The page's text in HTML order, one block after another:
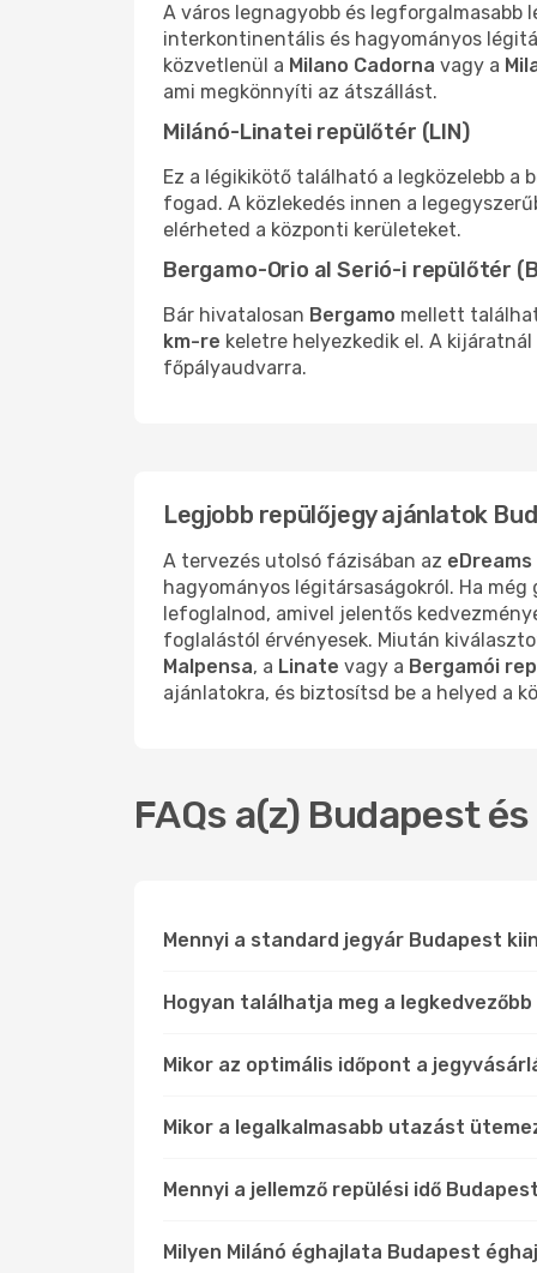
A város legnagyobb és legforgalmasabb
interkontinentális és hagyományos
közvetlenül a Milano Cadorna vagy a
ami megkönnyíti az átszállást.
Milánó-Linatei repülőtér (LIN)
Ez a légikikötő található a legközelebb a
fogad. A közlekedés innen a
elérheted a központi kerületeket.
Bergamo-Orio al Serió-i repülőtér
Bár hivatalosan Bergamo mellett
km-re keletre helyezkedik el. A
főpályaudvarra.
Legjobb repülőjegy ajánlatok
A tervezés utolsó fázisában az eDreams
hagyományos légitársaságokról. Ha
lefoglalnod, amivel jelentős
foglalástól érvényesek. Miután
Malpensa, a Linate vagy a Bergamói
ajánlatokra, és biztosítsd be a helyed a
FAQs a(z) Budapest
Mennyi a standard jegyár Budapest
Hogyan találhatja meg a
Mikor az optimális időpont a
Mikor a legalkalmasabb utazást
Mennyi a jellemző repülési idő
Milyen Milánó éghajlata Budapest